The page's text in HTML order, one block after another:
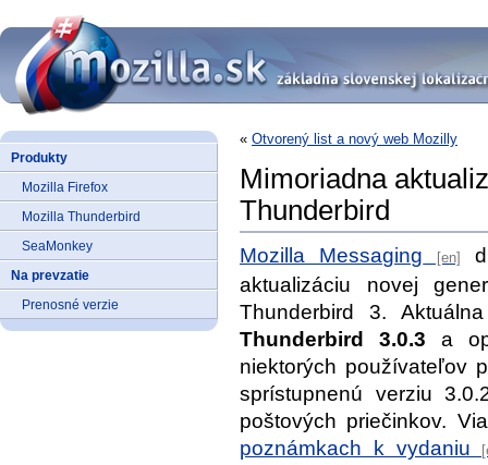
Produkty
Mozilla Firefox
Mozilla Thunderbird
SeaMonkey
Na prevzatie
Prenosné verzie
« Otvorený list a nový web Mozilly
Mimoriadna
Thunderbird
Mozilla Messaging
aktualizáciu novej
Thunderbird 3.
Thunderbird 3.0.3 a
niektorých používateľov
sprístupnenú verziu
poštových priečinkov.
poznámkach k vydaniu